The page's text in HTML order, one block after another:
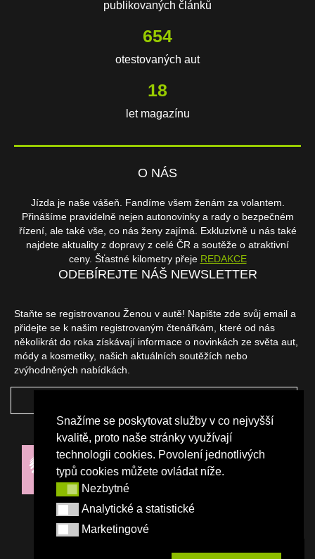
Snažíme se poskytovat služby v co nejvyšší
kvalitě, proto naše stránky využívají
technologii cookies. Povolení jednotlivých
typů cookies můžete ovládat níže.
NezbytnéNezbytné
Analytické a statistické
Analytické a statistické
Marketingové
Marketingové
publikovaných článků
654
otestovaných aut
18
let magazínu
O NÁS
Jízda je naše vášeň. Fandíme všem ženám za volantem.
Přinášíme pravidelně nejen autonovinky a rady o bezpečném
řízení, ale také vše, co nás ženy zajímá. Exkluzivně u nás také
najdete aktuality z dopravy z celé ČR a soutěže o atraktivní
ceny. Šťastné kilometry přeje REDAKCE
ODEBÍREJTE NÁŠ NEWSLETTER
Staňte se registrovanou Ženou v autě! Napište zde svůj email a
přidejte se k našim registrovaným čtenářkám, které od nás
několikrát do roka získávají informace o novinkách ze světa aut,
módy a kosmetiky, našich aktuálních soutěžích nebo
zvýhodněných nabídkách.
NAŠI PARTNEŘI